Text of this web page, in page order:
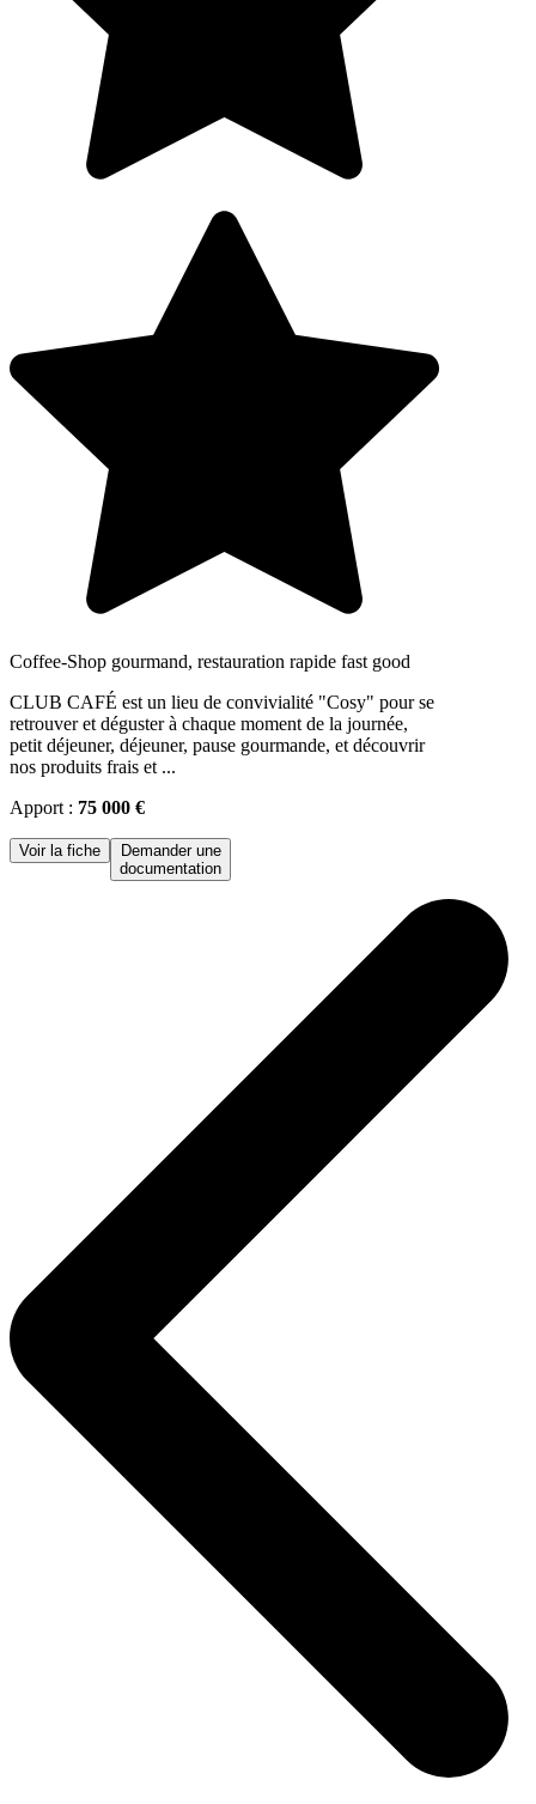
Coffee-Shop gourmand, restauration rapide fast good
CLUB CAFÉ est un lieu de convivialité "Cosy" pour se
retrouver et déguster à chaque moment de la journée,
petit déjeuner, déjeuner, pause gourmande, et découvrir
nos produits frais et ...
Apport : 75 000 €
Voir la fiche
Demander une
documentation